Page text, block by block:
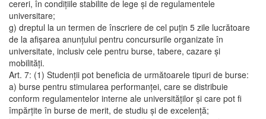
cereri, în condiţiile stabilite de lege şi de regulamentele
universitare;
g) dreptul la un termen de înscriere de cel puţin 5 zile lucrătoare
de la afişarea anunţului pentru concursurile organizate în
universitate, inclusiv cele pentru burse, tabere, cazare şi
mobilităţi.
Art. 7: (1) Studenţii pot beneficia de următoarele tipuri de burse:
a) burse pentru stimularea performanţei, care se distribuie
conform regulamentelor interne ale universităţilor şi care pot fi
împărţite în burse de merit, de studiu şi de excelenţă;